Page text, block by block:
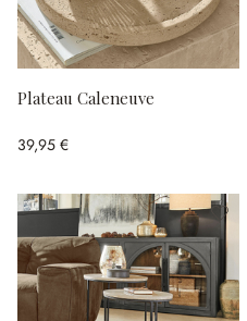
Plateau Caleneuve
39,95 €